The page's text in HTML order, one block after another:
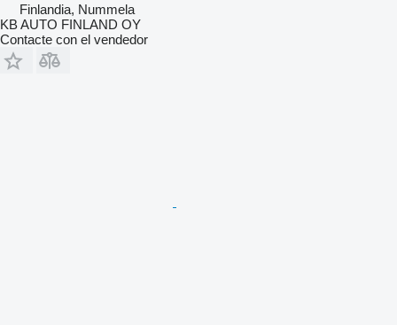
Finlandia, Nummela
KB AUTO FINLAND OY
Contacte con el vendedor